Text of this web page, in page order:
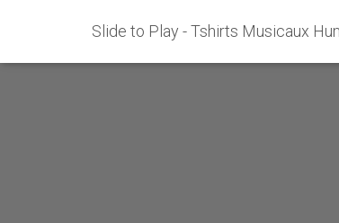
Slide to Play - Tshirts Musicaux